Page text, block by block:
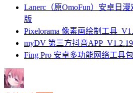
Lanerc（原OmoFun）安卓日
版
Pixelorama 像素画绘制工具
myDV 第三方抖音
Fing Pro 安卓多功能网络工具